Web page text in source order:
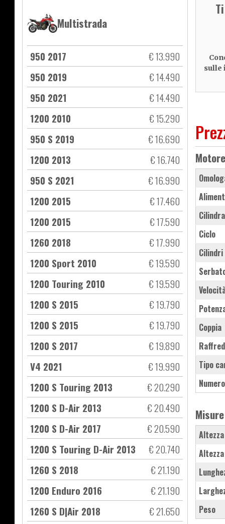
Multistrada
950 2017
€ 13.990
950 2019
€ 14.490
950 2021
€ 14.490
1200 2010
€ 15.290
950 S 2019
€ 16.690
1200 2013
€ 16.740
950 S 2021
€ 16.990
1200 2015
€ 17.460
1200 2015
€ 17.590
1260 2018
€ 17.990
1200 Sport 2010
€ 19.590
1200 Touring 2010
€ 19.590
1200 S 2015
€ 19.790
1200 S 2015
€ 19.790
1200 S 2017
€ 19.890
V4 2021
€ 19.990
1200 S Touring 2013
€ 20.290
1200 S D-Air 2013
€ 20.490
1200 S D-Air 2017
€ 20.590
1200 S Touring D-Air 2013
€ 20.740
1260 S 2018
€ 21.190
1200 Enduro 2016
€ 21.190
1260 S D|Air 2018
€ 21.650
sulle
Motore
Ciclo
Cilindri
Coppia
Tipo
Misure
Altezza
Altezza
Peso